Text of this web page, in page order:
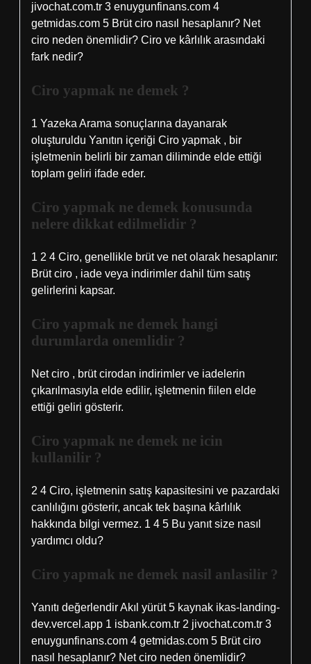
jivochat.com.tr 3 enuygunfinans.com 4
getmidas.com 5 Brüt ciro nasıl hesaplanır? Net
ciro neden önemlidir? Ciro ve kârlılık arasındaki
fark nedir?
Ciro yapmak ne demek ?
1 Yazeka Arama sonuçlarına dayanarak
oluşturuldu Yanıtın içeriği Ciro yapmak , bir
işletmenin belirli bir zaman diliminde elde ettiği
toplam geliri ifade eder.
Ciro yapmak ne demek konusunda
nelere dikkat edilmelidir ?
1 2 4 Ciro, genellikle brüt ve net olarak hesaplanır:
Brüt ciro , iade veya indirimler dahil tüm satış
gelirlerini kapsar.
Ciro yapmak ne demek hangi
durumlarda onemlidir ?
Net ciro , brüt cirodan indirimler ve iadelerin
çıkarılmasıyla elde edilir, işletmenin fiilen elde
ettiği geliri gösterir.
Ciro yapmak ne demek ne icin
kullanilir ?
2 4 Ciro, işletmenin satış kapasitesini ve pazardaki
canlılığını gösterir, ancak tek başına kârlılık
hakkında bilgi vermez. 1 4 5 Bu yanıt size nasıl
yardımcı oldu?
Ciro yapmak ne demek nasil anlasilir ?
Yanıtı değerlendir Akıl yürüt 5 kaynak ikas-landing-
dev.vercel.app 1 isbank.com.tr 2 jivochat.com.tr 3
enuygunfinans.com 4 getmidas.com 5 Brüt ciro
nasıl hesaplanır? Net ciro neden önemlidir?